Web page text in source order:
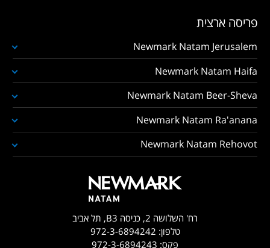
פריסה ארצית
Newmark Natam Jerusalem
Newmark Natam Haifa
Newmark Natam Beer-Sheva
Newmark Natam Ra'anana
Newmark Natam Rehovot
רח' השלושה 2, כניסה B3, תל אביב
טלפון: 972-3-6894242
פקס: 972-3-6894243